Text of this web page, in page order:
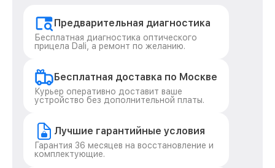
Предварительная диагностика
Бесплатная диагностика оптического
прицела Dali, а ремонт по желанию.
Бесплатная доставка по Москве
Курьер оперативно доставит ваше
устройство без дополнительной платы.
Лучшие гарантийные условия
Гарантия 36 месяцев на восстановление и
комплектующие.